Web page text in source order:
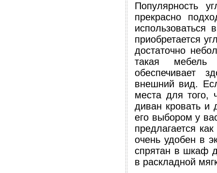
Популярность
прекрасно
приобретается
достаточно
такая мебель
обеспечивает
внешний вид.
места для того,
диван кровать и
его выбором у
предлагается
очень удобен в
спрятан в шкаф
в раскладной